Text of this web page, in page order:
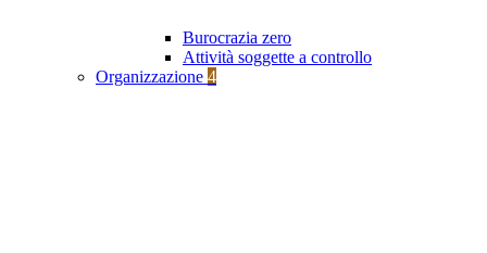
Burocrazia zero
Attività soggette a controllo
Organizzazione 4